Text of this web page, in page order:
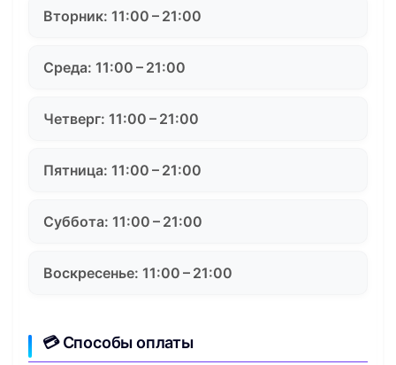
Вторник: 11:00 – 21:00
Среда: 11:00 – 21:00
Четверг: 11:00 – 21:00
Пятница: 11:00 – 21:00
Суббота: 11:00 – 21:00
Воскресенье: 11:00 – 21:00
💳 Способы оплаты